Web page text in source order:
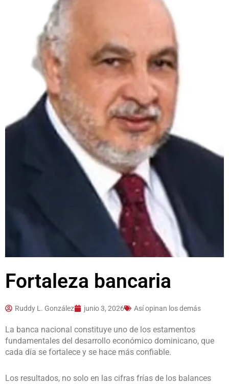
Fortaleza bancaria
Ruddy L. González junio 3, 2026 Así opinan los demás
La banca nacional constituye uno de los estamentos
fundamentales del desarrollo económico dominicano, que
cada día se fortalece y se hace más confiable.
Los resultados, no solo en las cifras frías de los balances